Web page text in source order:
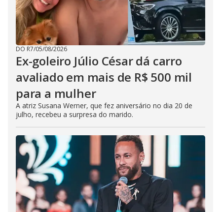
DO R7/05/08/2026
Ex-goleiro Júlio César dá carro
avaliado em mais de R$ 500 mil
para a mulher
A atriz Susana Werner, que fez aniversário no dia 20 de
julho, recebeu a surpresa do marido.